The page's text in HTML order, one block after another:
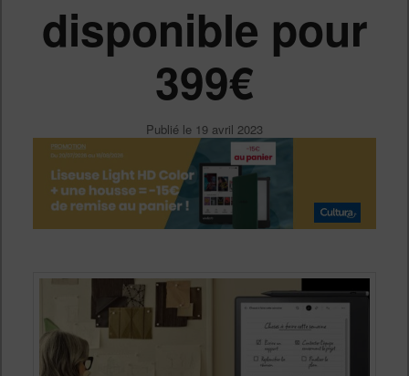
disponible pour
399€
Publié le 19 avril 2023